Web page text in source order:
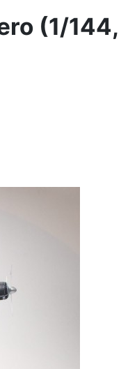
(1/144,